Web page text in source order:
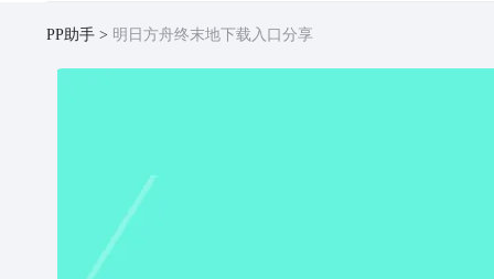
PP助手 明日方舟终末地下载入口分享